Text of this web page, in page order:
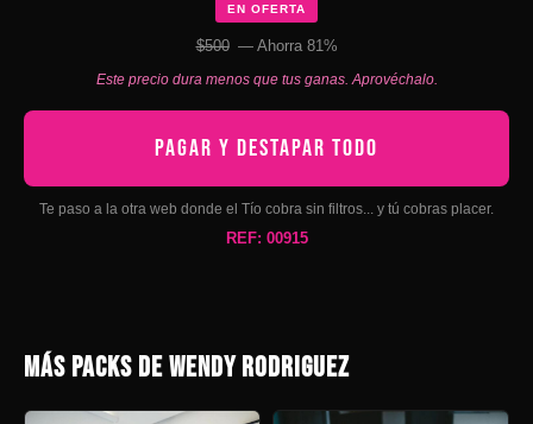
EN OFERTA
$500 — Ahorra 81%
Este precio dura menos que tus ganas. Aprovéchalo.
PAGAR Y DESTAPAR TODO
Te paso a la otra web donde el Tío cobra sin filtros... y tú cobras placer.
REF: 00915
MÁS PACKS DE WENDY RODRIGUEZ